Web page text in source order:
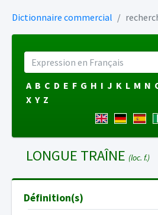
Dictionnaire commercial
A B C D E F G H I J K L M N
X Y Z
LONGUE TRAÎNE (loc. f.)
Définition(s)